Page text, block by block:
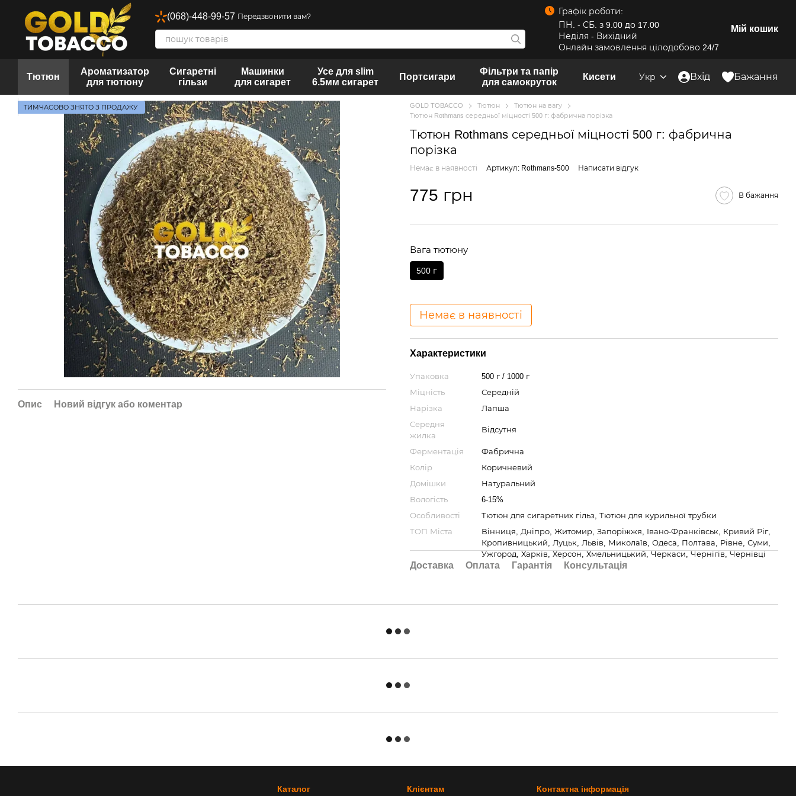
Перейти до основного контенту
(068)-448-99-57 Передзвонити вам?
Графік роботи:
ПН. - СБ. з 9.00 до 17.00
Неділя - Вихідний
Онлайн замовлення цілодобово 24/7
Мій кошик
Тютюн
Ароматизатор
для тютюну
Сигаретні
гільзи
Машинки
для сигарет
Усе для slim
6.5мм сигарет
Портсигари
Фільтри та папір
для самокруток
Кисети Укр Вхід Бажання
ТИМЧАСОВО ЗНЯТО З ПРОДАЖУ
Опис Новий відгук або коментар
GOLD TOBACCO Тютюн
Тютюн на вагу
Тютюн Rothmans середньої міцності 500 г: фабрична порізка
Тютюн Rothmans середньої міцності 500 г: фабрична
порізка
Немає в наявності Артикул: Rothmans-500 Написати відгук
775 грн В бажання
Вага тютюну
500 г
Немає в наявності
Характеристики
Упаковка
500 г / 1000 г
Міцність
Середній
Нарізка
Лапша
Середня
жилка
Відсутня
Ферментація
Фабрична
Колір
Коричневий
Домішки
Натуральний
Вологість
6-15%
Особливості
Тютюн для сигаретних гільз, Тютюн для курильної трубки
ТОП Міста
Вінниця, Дніпро, Житомир, Запоріжжя, Івано-Франківськ, Кривий Ріг,
Кропивницький, Луцьк, Львів, Миколаїв, Одеса, Полтава, Рівне, Суми,
Ужгород, Харків, Херсон, Хмельницький, Черкаси, Чернігів, Чернівці
Доставка Оплата Гарантія Консультація
Каталог Клієнтам Контактна інформація